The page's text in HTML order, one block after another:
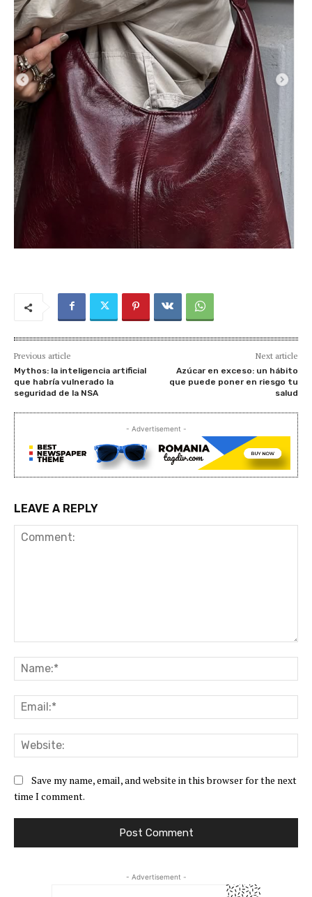
Previous article
Mythos: la inteligencia artificial
que habría vulnerado la
seguridad de la NSA
Next article
Azúcar en exceso: un hábito
que puede poner en riesgo tu
salud
- Advertisement -
LEAVE A REPLY
Save my name, email, and website in this browser for the next
time I comment.
- Advertisement -